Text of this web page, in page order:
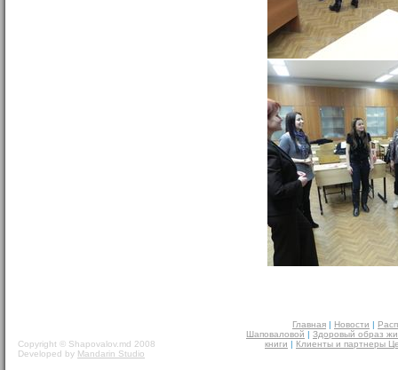
Copyright © Shapovalov.md 2008
Developed by Mandarin Studio
Главная | Новости |
Шаповаловой | Здоровый образ
книги | Клиенты и партнеры